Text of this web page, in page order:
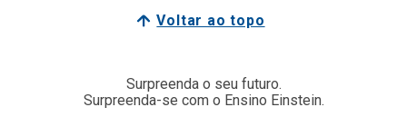
Voltar ao topo
Surpreenda o seu futuro.
Surpreenda-se com o Ensino Einstein.